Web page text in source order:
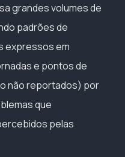
grandes volumes de
padrões de
expressos em
e pontos de
não reportados) por
que
pelas